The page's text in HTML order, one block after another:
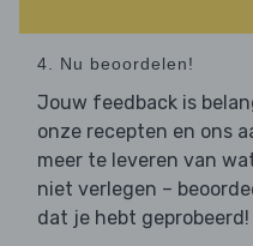
4. Nu beoordelen!
Jouw feedback is
onze recepten en ons
meer te leveren van
niet verlegen –
dat je hebt geprobeerd!